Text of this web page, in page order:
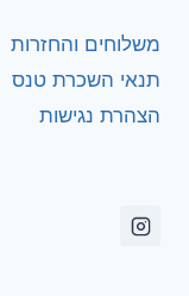
משלוחים והחזרות
תנאי השכרת טנס
הצהרת נגישות